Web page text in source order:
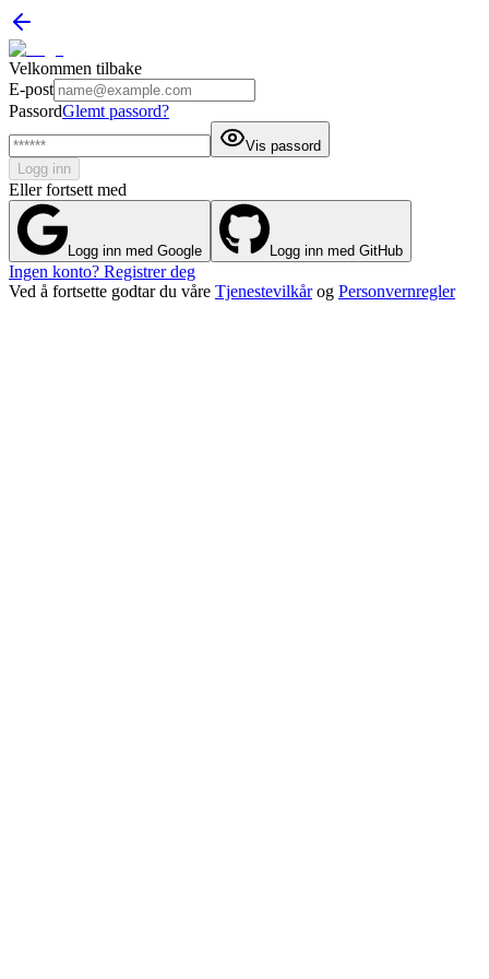
Velkommen tilbake
E-post
PassordGlemt passord?
Vis passord
Logg inn
Eller fortsett med
Logg inn med Google Logg inn med GitHub
Ingen konto? Registrer deg
Ved å fortsette godtar du våre Tjenestevilkår og Personvernregler